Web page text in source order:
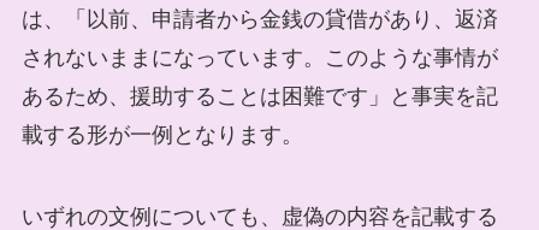
は、「以前、申請者から金銭の貸借があり、返済
されないままになっています。このような事情が
あるため、援助することは困難です」と事実を記
載する形が一例となります。
いずれの文例についても、虚偽の内容を記載する